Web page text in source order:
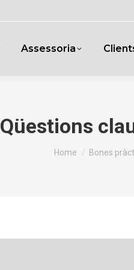
Assessoria
Qüestions
You are here:
Home Bones